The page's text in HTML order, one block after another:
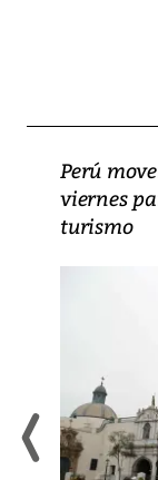
Perú
viernes
turismo